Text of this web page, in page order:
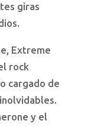
giras
Extreme
rock
cargado de
y el